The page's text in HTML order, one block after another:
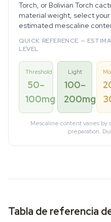
Torch, or Bolivian Torch
material weight, select
estimated mescaline
QUICK REFERENCE —
LEVEL
Threshold
50–
100mg
Light
100–
200mg
Mescaline content varies by
preparation.
Tabla de referencia